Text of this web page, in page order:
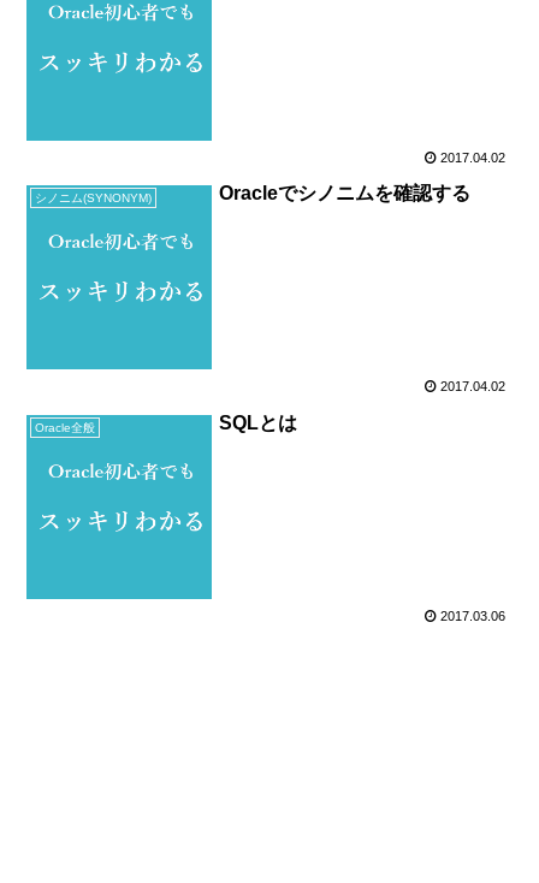
2017.04.02
シノニム(SYNONYM) Oracleでシノニムを確認する
2017.04.02
Oracle全般 SQLとは
2017.03.06